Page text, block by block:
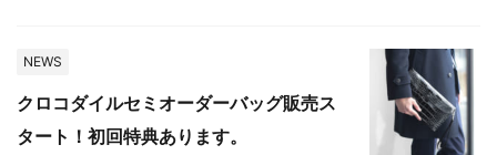
NEWS
クロコダイルセミオーダーバッグ販売ス
タート！初回特典あります。